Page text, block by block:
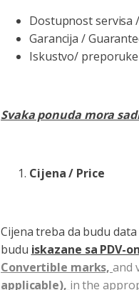
Dostupnost servisa
Garancija /
Iskustvo/ preporuke
Svaka ponuda mora
Cijena / Price
Cijena treba da budu data
budu iskazane sa PDV-
Convertible marks,and
applicable), in the